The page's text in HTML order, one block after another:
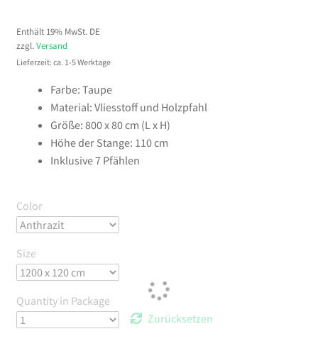
Enthält 19% MwSt. DE
zzgl.Versand
Lieferzeit: ca. 1-5 Werktage
Farbe: Taupe
Material: Vliesstoff und Holzpfahl
Größe: 800 x 80 cm (L x H)
Höhe der Stange: 110 cm
Inklusive 7 Pfählen
Color
Size
Quantity in Package
Zurücksetzen